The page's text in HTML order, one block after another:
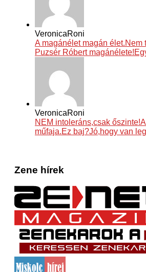
VeronicaRoni
A magánélet magán élet.Nem
Puzsér Róbert
VeronicaRoni
NEM intoleráns,csak
műfaja.Ez baj?Jó,hogy van
Zene hírek